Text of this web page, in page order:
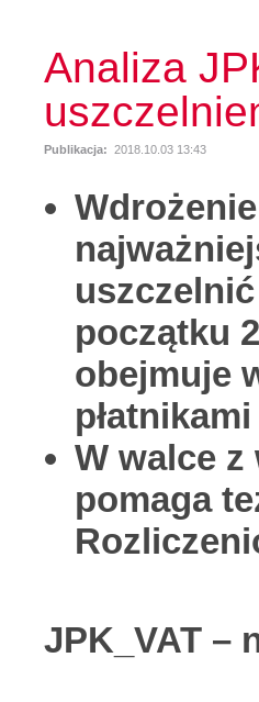
Analiza
Publikacja: 2018.10.03 13:43
początku
obejmuje
płatnikami
W walce z
pomaga
JPK_VAT –